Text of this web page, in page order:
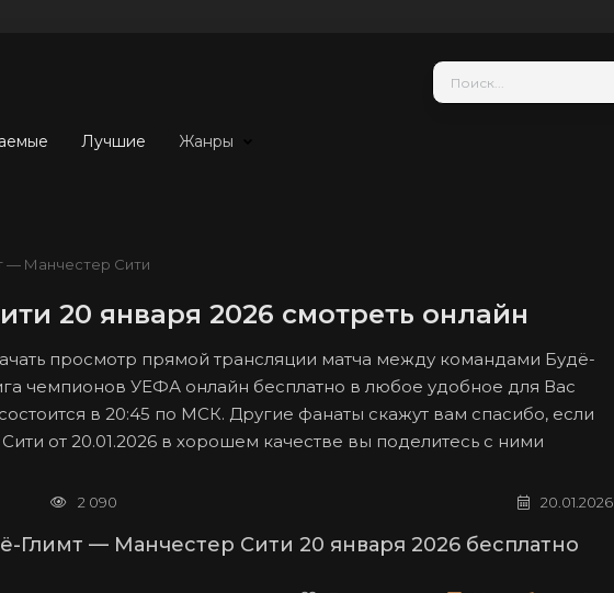
Лучшие Жанры
— Манчестер Сити
20 января 2026 смотреть онлайн
просмотр прямой трансляции матча между командами Будё-
чемпионов УЕФА онлайн бесплатно в любое удобное для Вас
в 20:45 по МСК. Другие фанаты скажут вам спасибо, если
от 20.01.2026 в хорошем качестве вы поделитесь с ними
20.01.2026
2 090
— Манчестер Сити 20 января 2026 бесплатно